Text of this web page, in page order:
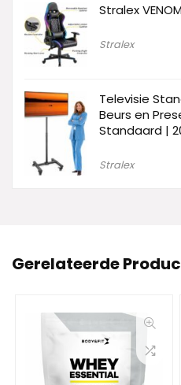
Stralex
Stralex
Televisie
Beurs en
Standaard |
Stralex
Gerelateerde